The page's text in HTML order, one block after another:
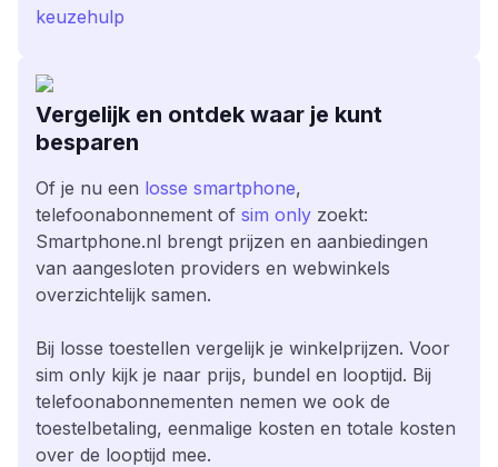
keuzehulp
Vergelijk en ontdek waar je kunt
besparen
Of je nu een losse smartphone,
telefoonabonnement of sim only zoekt:
Smartphone.nl brengt prijzen en aanbiedingen
van aangesloten providers en webwinkels
overzichtelijk samen.
Bij losse toestellen vergelijk je winkelprijzen. Voor
sim only kijk je naar prijs, bundel en looptijd. Bij
telefoonabonnementen nemen we ook de
toestelbetaling, eenmalige kosten en totale kosten
over de looptijd mee.